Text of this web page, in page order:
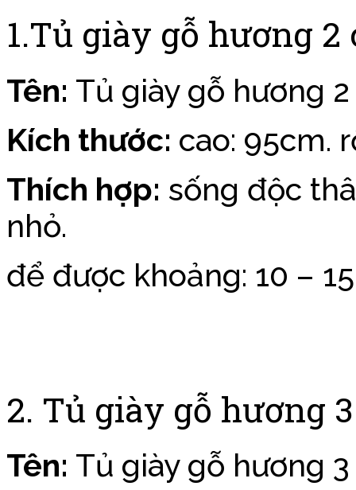
1.Tủ giày gỗ hương 2
Tên: Tủ giày gỗ hương 2
Kích thước: cao: 95cm.
Thích hợp: sống độc
nhỏ.
để được khoảng: 10 –
2. Tủ giày gỗ hương
Tên: Tủ giày gỗ hương 3